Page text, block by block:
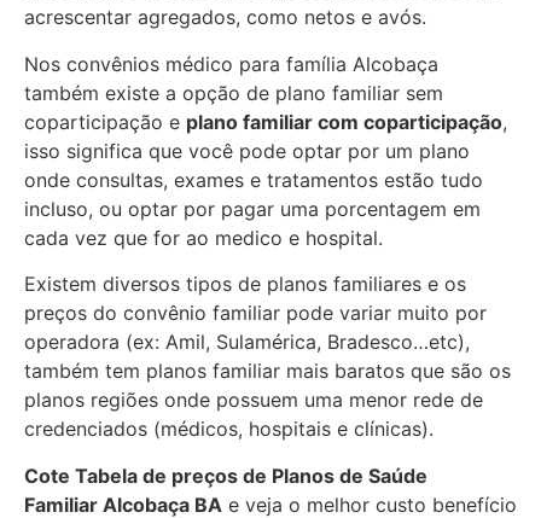
acrescentar agregados, como netos e avós.
Nos convênios médico para família Alcobaça
também existe a opção de plano familiar sem
coparticipação e plano familiar com coparticipação,
isso significa que você pode optar por um plano
onde consultas, exames e tratamentos estão tudo
incluso, ou optar por pagar uma porcentagem em
cada vez que for ao medico e hospital.
Existem diversos tipos de planos familiares e os
preços do convênio familiar pode variar muito por
operadora (ex: Amil, Sulamérica, Bradesco…etc),
também tem planos familiar mais baratos que são os
planos regiões onde possuem uma menor rede de
credenciados (médicos, hospitais e clínicas).
Cote Tabela de preços de Planos de Saúde
Familiar Alcobaça BA e veja o melhor custo benefício